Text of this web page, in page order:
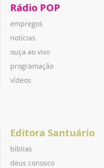
Rádio POP
empregos
notícias
ouça ao vivo
programação
vídeos
Editora Santuário
bíblias
deus conosco